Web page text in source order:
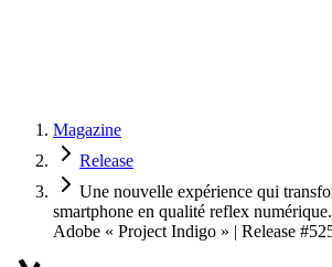
Magazine
Release
Une nouvelle expérience qui
smartphone en qualité reflex
Adobe « Project Indigo » | Release